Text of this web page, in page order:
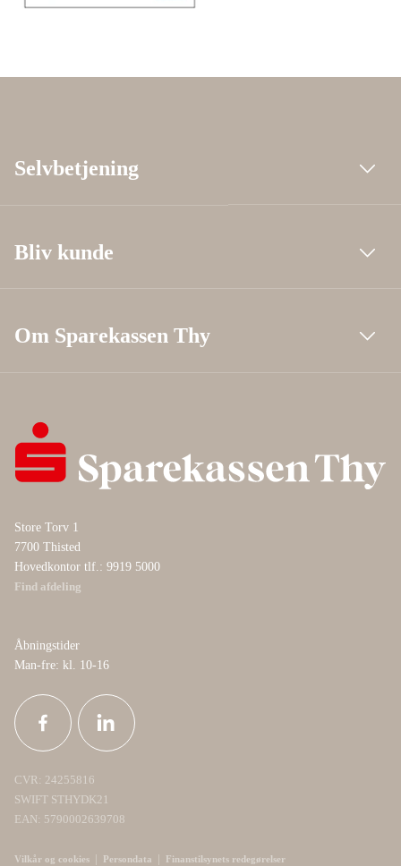
Selvbetjening
Bliv kunde
Om Sparekassen Thy
Store Torv 1
7700 Thisted
Hovedkontor tlf.: 9919 5000
Find afdeling
Åbningstider
Man-fre: kl. 10-16
CVR: 24255816
SWIFT STHYDK21
EAN: 5790002639708
Vilkår og cookies | Persondata | Finanstilsynets redegørelser